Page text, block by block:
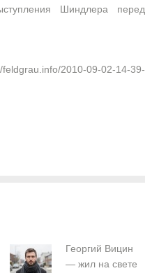
Шиндлера перед
2010-09-02-14-39-
Георгий Вицин
— жил на свете